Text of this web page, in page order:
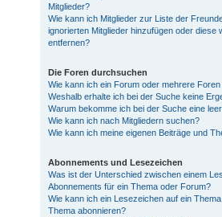
Mitglieder?
Wie kann ich Mitglieder zur Liste der
ignorierten Mitglieder hinzufügen oder diese
entfernen?
Die Foren durchsuchen
Wie kann ich ein Forum oder mehrere
Weshalb erhalte ich bei der Suche keine
Warum bekomme ich bei der Suche eine
Wie kann ich nach Mitgliedern suchen?
Wie kann ich meine eigenen Beiträge und
Abonnements und Lesezeichen
Was ist der Unterschied zwischen einem
Abonnements für ein Thema oder Forum?
Wie kann ich ein Lesezeichen auf ein
Thema abonnieren?